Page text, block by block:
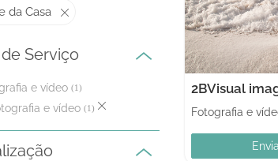
da Casa
Serviço
e vídeo (1)
e vídeo (1)
2BVisual
Fotografia e